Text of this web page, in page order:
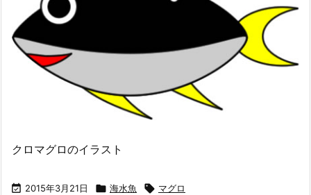
クロマグロのイラスト
 2015年3月21日  海水魚  マグロ